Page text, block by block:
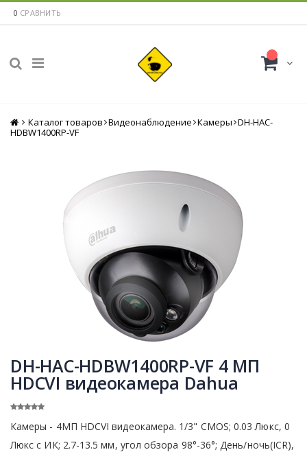
0 СРАВНИТЬ
Главная
Каталог товаров Видеонаблюдение Камеры DH-HAC-
HDBW1400RP-VF
DH-HAC-HDBW1400RP-VF 4 МП
HDCVI видеокамера Dahua
Камеры - 4МП HDCVI видеокамера. 1/3" CMOS; 0.03 Люкс, 0
Люкс с ИК; 2.7-13.5 мм, угол обзора 98°-36°; День/ночь(ICR),